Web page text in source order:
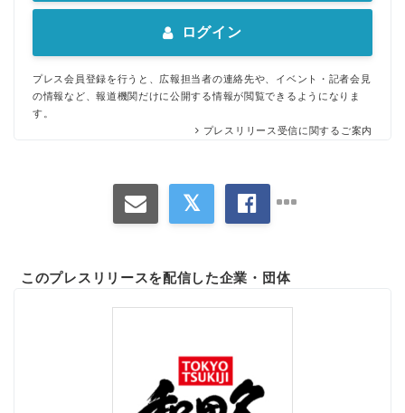
ログイン
プレス会員登録を行うと、広報担当者の連絡先や、イベント・記者会見
の情報など、報道機関だけに公開する情報が閲覧できるようになりま
す。
プレスリリース受信に関するご案内
このプレスリリースを配信した企業・団体